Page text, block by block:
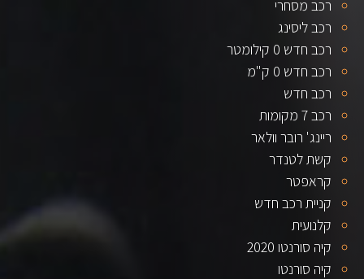
רכב מסחרי
רכב ליסינג
רכב חדש 0 קילומטר
רכב חדש 0 ק"מ
רכב חדש
רכב 7 מקומות
ריינג' רובר וולאר
קשת לטנדר
קראפטר
קניית רכב חדש
קלנועית
קיה סורנטו 2020
קיה סורנטו